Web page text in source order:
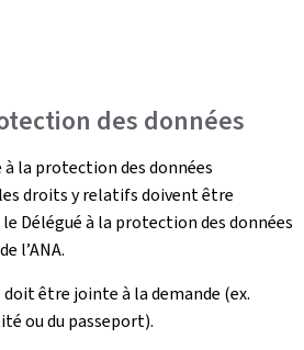
des données
la protection des données
droits y relatifs doivent être
Délégué à la protection des données
l’ANA.
doit être jointe à la demande (ex.
ou du passeport).